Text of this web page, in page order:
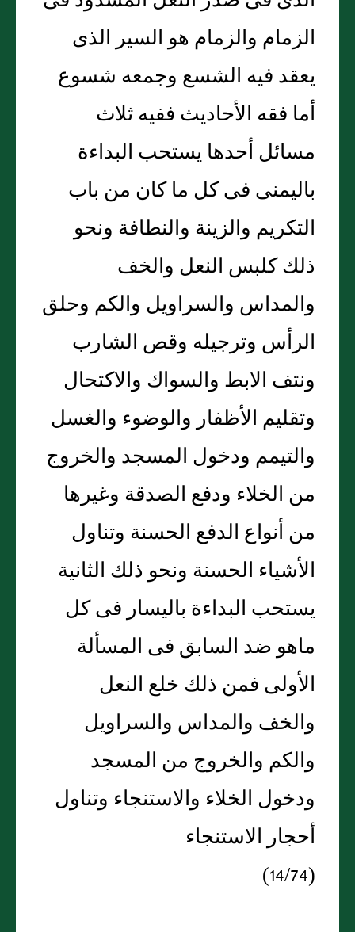
الزمام والزمام هو السير الذى
يعقد فيه الشسع وجمعه شسوع
أما فقه الأحاديث ففيه ثلاث
مسائل أحدها يستحب البداءة
باليمنى فى كل ما كان من باب
التكريم والزينة والنطافة ونحو
ذلك كلبس النعل والخف
والمداس والسراويل والكم وحلق
الرأس وترجيله وقص الشارب
ونتف الابط والسواك والاكتحال
وتقليم الأظفار والوضوء والغسل
والتيمم ودخول المسجد والخروج
من الخلاء ودفع الصدقة وغيرها
من أنواع الدفع الحسنة وتناول
الأشياء الحسنة ونحو ذلك الثانية
يستحب البداءة باليسار فى كل
ماهو ضد السابق فى المسألة
الأولى فمن ذلك خلع النعل
والخف والمداس والسراويل
والكم والخروج من المسجد
ودخول الخلاء والاستنجاء وتناول
أحجار الاستنجاء
(14/74)